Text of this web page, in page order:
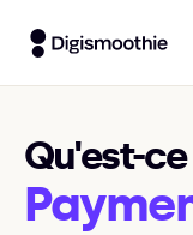
Qu'est-